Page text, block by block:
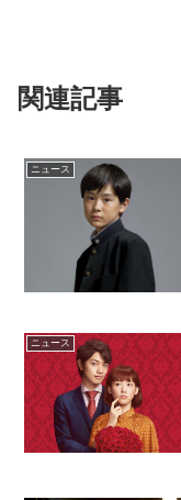
関連記事
ニュース
ニュース